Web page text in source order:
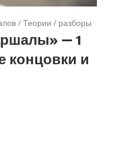
/Теории / разборы
— 1
концовки и